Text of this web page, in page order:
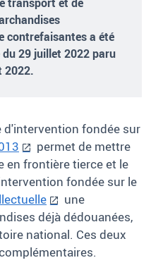
contrefaisantes a été
29 juillet 2022 paru
2022.
d'intervention fondée sur
permet de mettre
en frontière tierce et le
fondée sur le
une
déjà dédouanées,
national. Ces deux